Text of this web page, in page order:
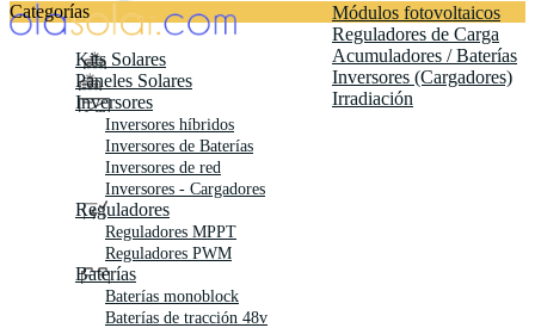
Módulos fotovoltaicos
Reguladores de Carga
Acumuladores / Baterías
Inversores (Cargadores)
Irradiación
Categorías
Kits Solares
Paneles Solares
Inversores
Inversores híbridos
Inversores de Baterías
Inversores de red
Inversores - Cargadores
Reguladores
Reguladores MPPT
Reguladores PWM
Baterías
Baterías monoblock
Baterías de tracción 48v